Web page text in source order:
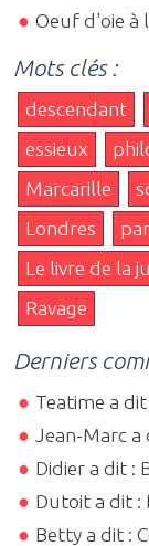
Oeuf d'oie à
Mots clés :
descendant
essieux
Marcarille
Londres
Le livre de la
Ravage
Derniers
Teatime a
Jean-Marc a
Didier a dit :
Dutoit a dit :
Betty a dit :